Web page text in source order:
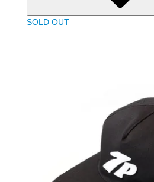
SOLD OUT